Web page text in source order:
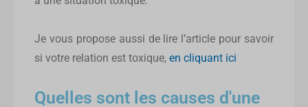
Je vous propose aussi de lire l’article pour savoir
si votre relation est toxique, en cliquant ici
Quelles sont les causes d'une